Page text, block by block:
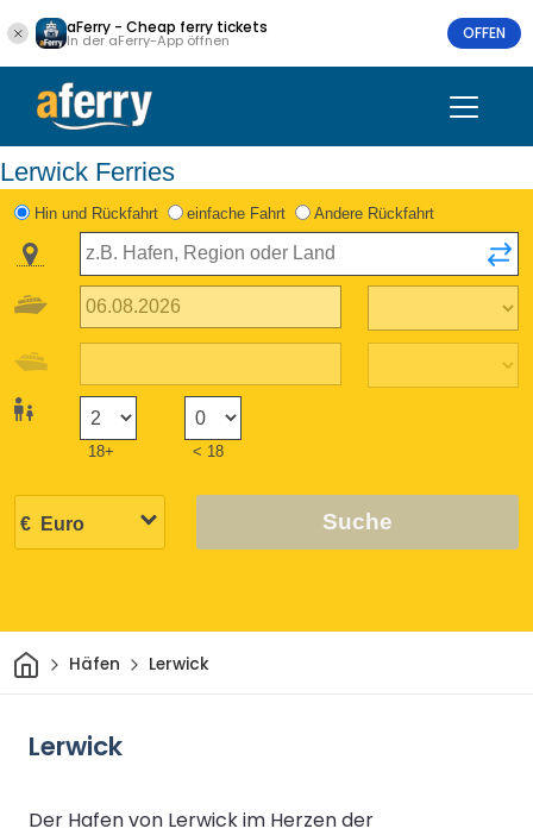
aFerry - Cheap ferry tickets
In der aFerry-App öffnen OFFEN
Lerwick Ferries
Hin und Rückfahrt einfache Fahrt Andere Rückfahrt
18+ < 18
Suche
HeimHäfen Lerwick
Lerwick
Der Hafen von Lerwick im Herzen der